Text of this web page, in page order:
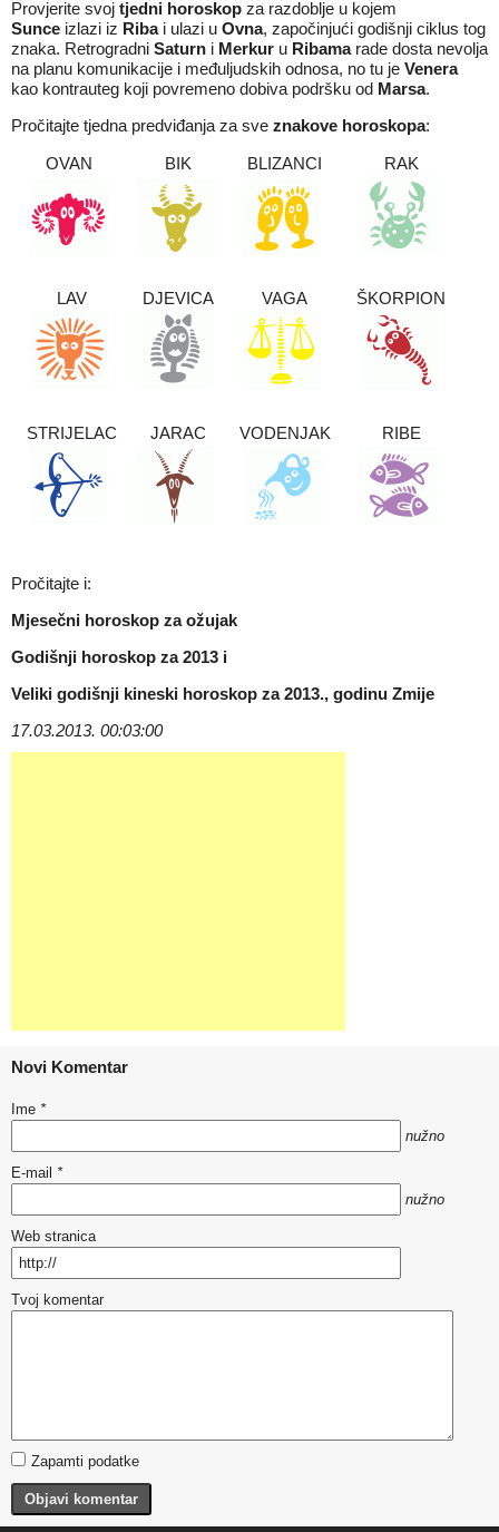
Provjerite svoj tjedni horoskop za razdoblje u kojem
Sunce izlazi iz Riba i ulazi u Ovna, započinjući godišnji ciklus tog
znaka. Retrogradni Saturn i Merkur u Ribama rade dosta nevolja
na planu komunikacije i međuljudskih odnosa, no tu je Venera
kao kontrauteg koji povremeno dobiva podršku od Marsa.
Pročitajte tjedna predviđanja za sve znakove horoskopa:
OVAN
BIK BLIZANCI RAK
LAV DJEVICA VAGA ŠKORPION
STRIJELAC JARAC VODENJAK RIBE
Pročitajte i:
Mjesečni horoskop za ožujak
Godišnji horoskop za 2013 i
Veliki godišnji kineski horoskop za 2013., godinu Zmije
17.03.2013. 00:03:00
Novi Komentar
Ime *
nužno
E-mail *
nužno
Web stranica
Tvoj komentar
Zapamti podatke
Objavi komentar